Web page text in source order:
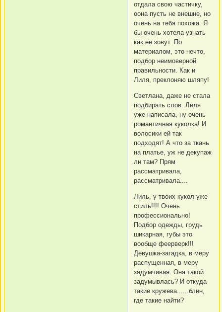
отдала свою частичку,
оона пусть не внешне, но
очень на тебя похожа. Я
бы очень хотела узнать
как ее зовут. По
материалом, это нечто,
подбор неимоверной
правильности. Как и
Лиля, преклоняю шляпу!
Светлана, даже не стала
подбирать слов. Лиля
уже написала, ну очень
романтичная куколка! И
волосики ей так
подходят! А что за ткань
на платье, уж не декупаж
ли там? Прям
рассматривала,
рассматривала....
Лиль, у твоих кукол уже
стиль!!!! Очень
профессионально!
Подбор одежды, грудь
шикарная, губы это
вообще феерверк!!!
Девушка-загадка, в меру
распущенная, в меру
задумчивая. Она такой
задумывлась? И откуда
такие кружева......блин,
где такие найти?